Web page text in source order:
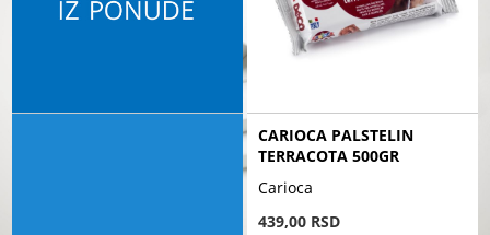
CARIOCA PALSTELIN
TERRACOTA 500GR
Carioca
439,00 RSD